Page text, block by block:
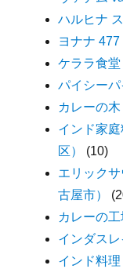
ハルヒナ
ヨナナ 477
ケララ食堂
パイシーパ
カレーの木
インド家
区）
(10)
エリック
古屋市）
カレーの工
インダスレ
インド料